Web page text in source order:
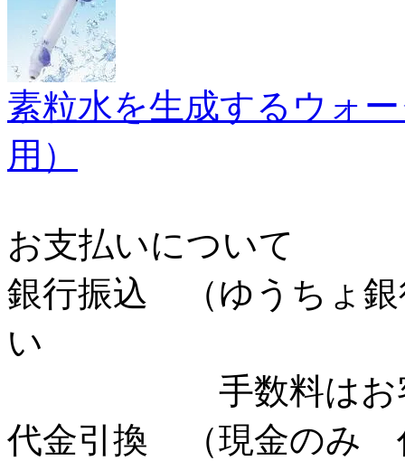
素粒水を生成するウォ
用）
お支払いについて
銀行振込
（ゆうちょ
い
手数料はお客様
代金引換
（現金のみ